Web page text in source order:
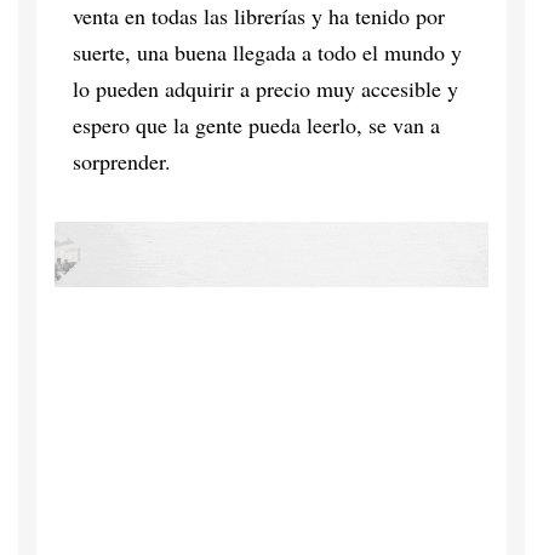
venta en todas las librerías y ha tenido por
suerte, una buena llegada a todo el mundo y
lo pueden adquirir a precio muy accesible y
espero que la gente pueda leerlo, se van a
sorprender.